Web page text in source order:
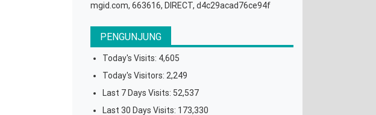
mgid.com, 663616, DIRECT, d4c29acad76ce94f
PENGUNJUNG
Today's Visits: 4,605
Today's Visitors: 2,249
Last 7 Days Visits: 52,537
Last 30 Days Visits: 173,330